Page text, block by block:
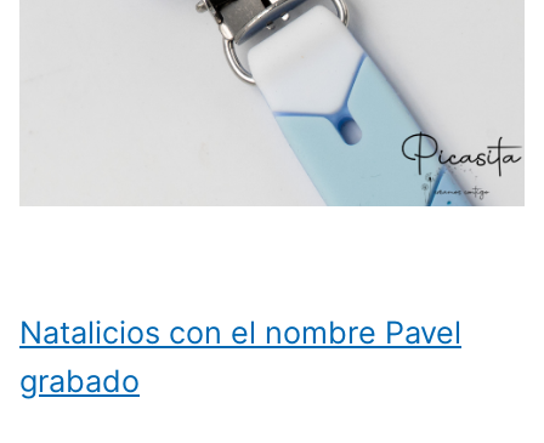
Natalicios con el nombre Pavel
grabado